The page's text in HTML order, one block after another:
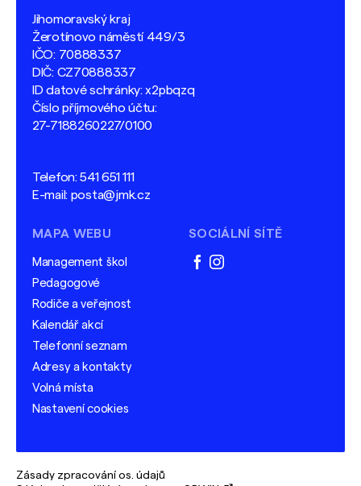
Jihomoravský kraj
Žerotínovo náměstí 449/3
IČO: 70888337
DIČ: CZ70888337
ID datové schránky: x2pbqzq
Číslo příjmového účtu:
27-7188260227/0100
Telefon:541 651 111
E-mail: posta@jmk.cz
MAPA WEBU
Management škol
Pedagogové
Rodiče a veřejnost
Kalendář akcí
Telefonní seznam
Adresy a kontakty
Volná místa
Nastavení cookies
SOCIÁLNÍ SÍTĚ
facebook
instagram
Zásady zpracování os. údajů